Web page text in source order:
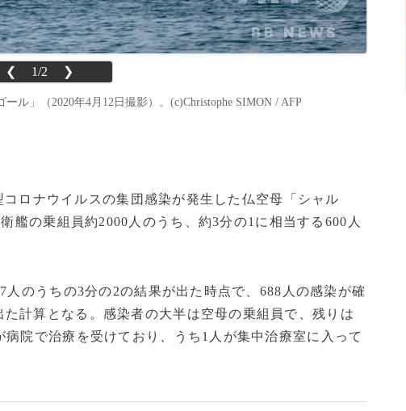
❮ 1/2 ❯
ル」（2020年4月12日撮影）。(c)Christophe SIMON / AFP
ロナウイルスの集団感染が発生した仏空母「シャル
艦の乗組員約2000人のうち、約3分の1に相当する600人
のうちの3分の2の結果が出た時点で、688人の感染が確
計算となる。感染者の大半は空母の乗組員で、残りは
院で治療を受けており、うち1人が集中治療室に入って